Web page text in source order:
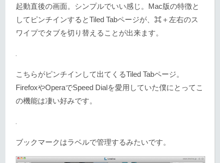
起動直後の画面。シンプルでいい感じ。Mac版の特徴と
してピンチインするとTiled Tabページが、⌘＋左右のス
ワイプでタブを切り替えることが出来ます。
こちらがピンチインして出てくるTiled Tabページ。
FirefoxやOperaでSpeed Dialを愛用していた僕にとってこ
の機能は凄い好みです。
ブックマークはラベルで管理するみたいです。